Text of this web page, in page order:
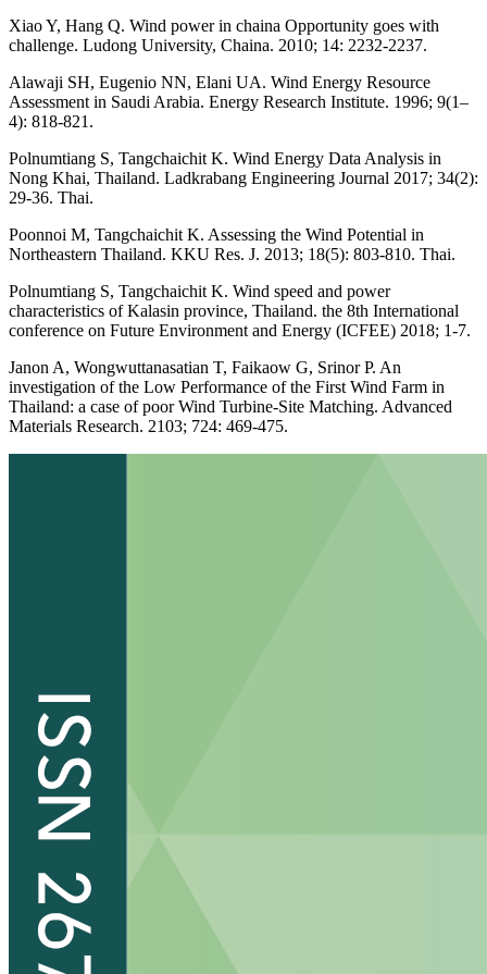
Xiao Y, Hang Q. Wind power in chaina Opportunity goes with
challenge. Ludong University, Chaina. 2010; 14: 2232-2237.
Alawaji SH, Eugenio NN, Elani UA. Wind Energy Resource
Assessment in Saudi Arabia. Energy Research Institute. 1996; 9(1–
4): 818-821.
Polnumtiang S, Tangchaichit K. Wind Energy Data Analysis in
Nong Khai, Thailand. Ladkrabang Engineering Journal 2017; 34(2):
29-36. Thai.
Poonnoi M, Tangchaichit K. Assessing the Wind Potential in
Northeastern Thailand. KKU Res. J. 2013; 18(5): 803-810. Thai.
Polnumtiang S, Tangchaichit K. Wind speed and power
characteristics of Kalasin province, Thailand. the 8th International
conference on Future Environment and Energy (ICFEE) 2018; 1-7.
Janon A, Wongwuttanasatian T, Faikaow G, Srinor P. An
investigation of the Low Performance of the First Wind Farm in
Thailand: a case of poor Wind Turbine-Site Matching. Advanced
Materials Research. 2103; 724: 469-475.